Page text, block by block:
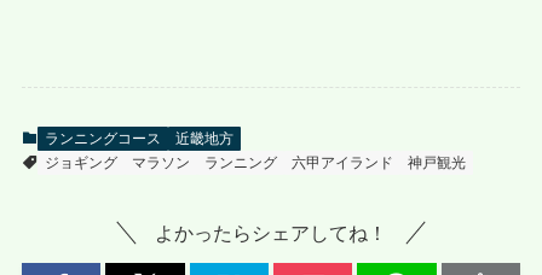
ランニングコース
近畿地方
ジョギング
マラソン ランニング 六甲アイランド 神戸観光
よかったらシェアしてね！